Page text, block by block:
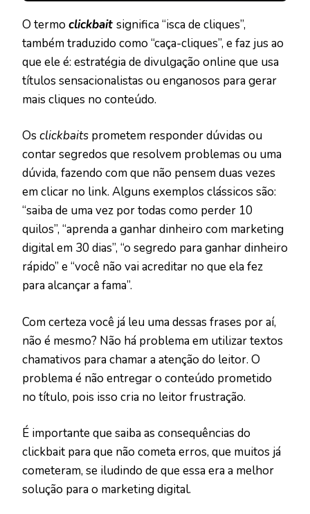
O termo clickbait significa “isca de cliques”,
também traduzido como “caça-cliques”, e faz jus ao
que ele é: estratégia de divulgação online que usa
títulos sensacionalistas ou enganosos para gerar
mais cliques no conteúdo.
Os clickbaits prometem responder dúvidas ou
contar segredos que resolvem problemas ou uma
dúvida, fazendo com que não pensem duas vezes
em clicar no link. Alguns exemplos clássicos são:
“saiba de uma vez por todas como perder 10
quilos”, “aprenda a ganhar dinheiro com marketing
digital em 30 dias”, “o segredo para ganhar dinheiro
rápido” e “você não vai acreditar no que ela fez
para alcançar a fama”.
Com certeza você já leu uma dessas frases por aí,
não é mesmo? Não há problema em utilizar textos
chamativos para chamar a atenção do leitor. O
problema é não entregar o conteúdo prometido
no título, pois isso cria no leitor frustração.
É importante que saiba as consequências do
clickbait para que não cometa erros, que muitos já
cometeram, se iludindo de que essa era a melhor
solução para o marketing digital.